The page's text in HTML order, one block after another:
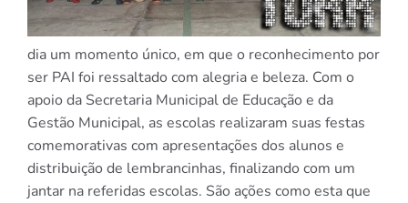
dia um momento único, em que o reconhecimento por
ser PAI foi ressaltado com alegria e beleza. Com o
apoio da Secretaria Municipal de Educação e da
Gestão Municipal, as escolas realizaram suas festas
comemorativas com apresentações dos alunos e
distribuição de lembrancinhas, finalizando com um
jantar na referidas escolas. São ações como esta que